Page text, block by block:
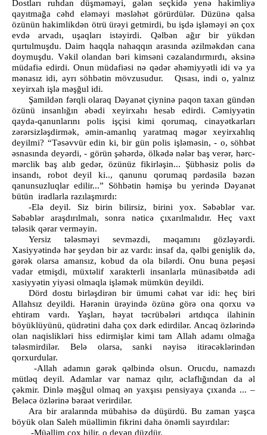
Dostları ruhdan düşməməyi, gələn seçkidə yenə hakimliyə
qayıtmağa cəhd eləməyi məsləhət görürdülər. Düzünə qalsa
özünün hakimlikdən ötrü ürəyi getmirdi, bu işdə işləməyi ən çox
evdə arvadı, uşaqları istəyirdi. Qəlbən ağır bir yükdən
qurtulmuşdu. Daim haqqla nahaqqın arasında əzilməkdən cana
doymuşdu. Vəkil olandan bəri kimsəni cəzalandırmırdı, əksinə
müdafiə edirdi. Onun müdafiəsi nə qədər əhəmiyyətli idi və ya
mənasız idi, ayrı söhbətin mövzusudur. Qısası, indi o, yalnız
xeyirxah işlə məşğul idi.
Şamildən fərqli olaraq Dəyanət çiyninə paqon taxan gündən
özünü insanlığın əbədi xeyirxahı hesab edirdi. Cəmiyyətin
qayda-qanunlarını polis işçisi kimi qorumaq, cinayətkarları
zərərsizləşdirmək, əmin-amanlıq yaratmaq məgər xeyirxahlıq
deyilmi? “Təsəvvür edin ki, bir gün polis işləməsin, - o, söhbət
əsnasında deyərdi, - görün şəhərdə, ölkədə nələr baş verər, hərc-
mərclik baş alıb gedər, özünüz fikirləşin... Şübhəsiz polis də
insandı, robot deyil ki.., qanunu qorumaq pərdəsilə bəzən
qanunsuzluqlar edilir...” Söhbətin həmişə bu yerində Dəyanət
bütün iradlarla razılaşmırdı:
-Elə deyil. Siz birin bilirsiz, birini yox. Səbəblər var.
Səbəblər araşdırılmalı, sonra nəticə çıxarılmalıdır. Heç vaxt
tələsik qərar verməyin.
Yersiz tələsməyi sevməzdi, məqamını gözləyərdi.
Xasiyyətində hər şeydən bir az vardı: insaf da, qəlbi genişlik də,
gərək olarsa amansız, kobud da ola bilərdi. Onu buna peşəsi
vadar etmişdi, müxtəlif xarakterli insanlarla münasibətdə adi
xasiyyətin yiyəsi olmaqla işləmək mümkün deyildi.
Dörd dostu birləşdirən bir ümumi cəhət var idi: heç biri
Allahsız deyildi. Hərənin ürəyində özünə görə ona qorxu və
ehtiram vardı. Yaşları, həyat təcrübələri artdıqca ilahinin
böyüklüyünü, qüdrətini daha çox dərk edirdilər. Ancaq özlərində
olan naqislikləri hiss edirmişlər kimi tam Allah adamı olmağa
tələsmirdilər. Belə olarsa, sanki nəyisə itirəcəklərindən
qorxurdular.
-Allah adamın gərək qəlbində olsun. Orucdu, namazdı
mütləq deyil. Adamlar var namaz qılır, əclaflığından da əl
çəkmir. Dinlə məşğul olmaq ən yaxşısı pensiyaya çıxanda ... –
Beləcə özlərinə bəraət verirdilər.
Ara bir aralarında mübahisə də düşürdü. Bu zaman yaşca
böyük olan Saleh müəllimin fikrini daha önəmli sayırdılar:
-Müəllim çox bilir, o deyən düzdür.